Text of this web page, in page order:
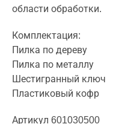
области обработки.
Комплектация:
Пилка по дереву
Пилка по металлу
Шестигранный ключ
Пластиковый кофр
Артикул 601030500